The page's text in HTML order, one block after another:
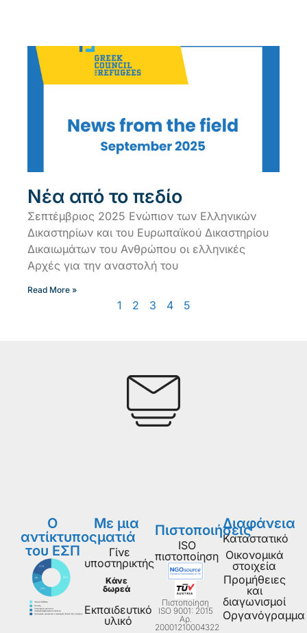
Νέα από το πεδίο
Σεπτέμβριος 2025 Ενώπιον των Ελληνικών
Δικαστηρίων και του Ευρωπαϊκού Δικαστηρίου
Δικαιωμάτων του Ανθρώπου οι ελληνικές
Αρχές για την αναστολή του
Read More »
1 2 3 4 5
Ο
αντίκτυπος
του ΕΣΠ
Με μια
ματιά
Γίνε
υποστηρικτής
Κάνε
δωρεά
Εκπαιδευτικό
υλικό
Πιστοποιήσεις
ISO
πιστοποίηση
Πιστοποίηση
ISO 9001: 2015
Aρ.
20001210004322
Διαφάνεια
Καταστατικό
Οικονομικά
στοιχεία
Προμήθειες
και
διαγωνισμοί
Οργανόγραμμα